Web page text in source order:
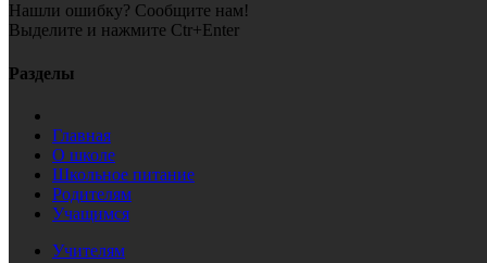
Нашли ошибку? Сообщите нам!
Выделите и нажмите Ctr+Enter
Разделы
Главная
О школе
Школьное питание
Родителям
Учащимся
Учителям